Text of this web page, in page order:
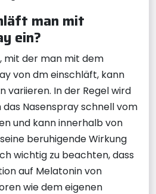
man mit
ein?
mit der man mit dem
von dm einschläft, kann
variieren. In der Regel wird
Nasenspray schnell vom
und kann innerhalb von
beruhigende Wirkung
wichtig zu beachten, dass
auf Melatonin von
wie dem eigenen